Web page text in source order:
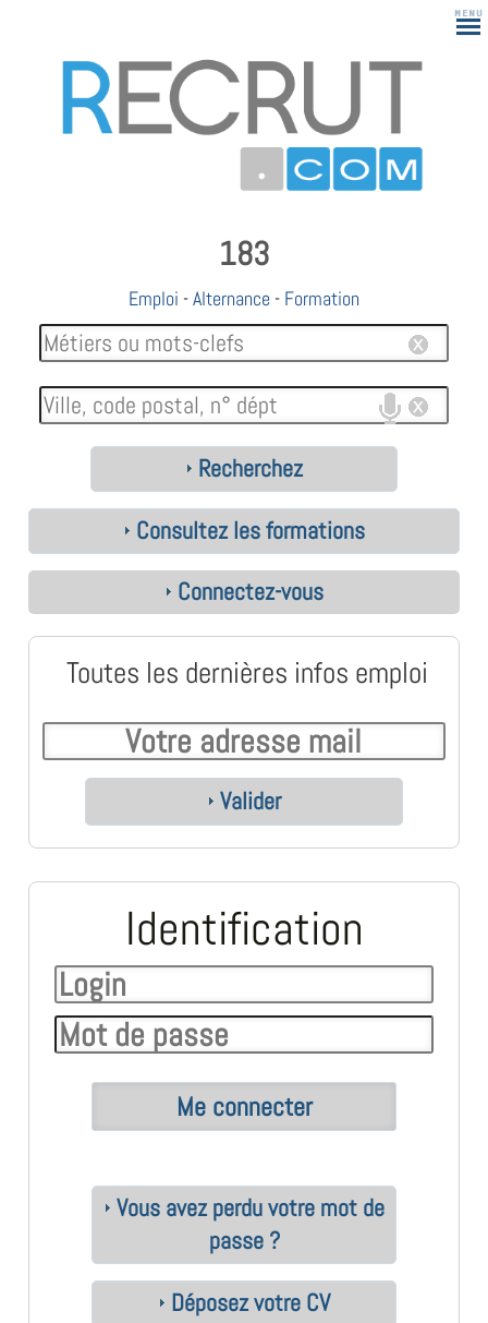
183
Emploi -Alternance - Formation
Recherchez
Consultez les formations
Connectez-vous
Toutes les dernières infos emploi
Valider
Identification
Vous avez perdu votre mot de
passe ?
Déposez votre CV